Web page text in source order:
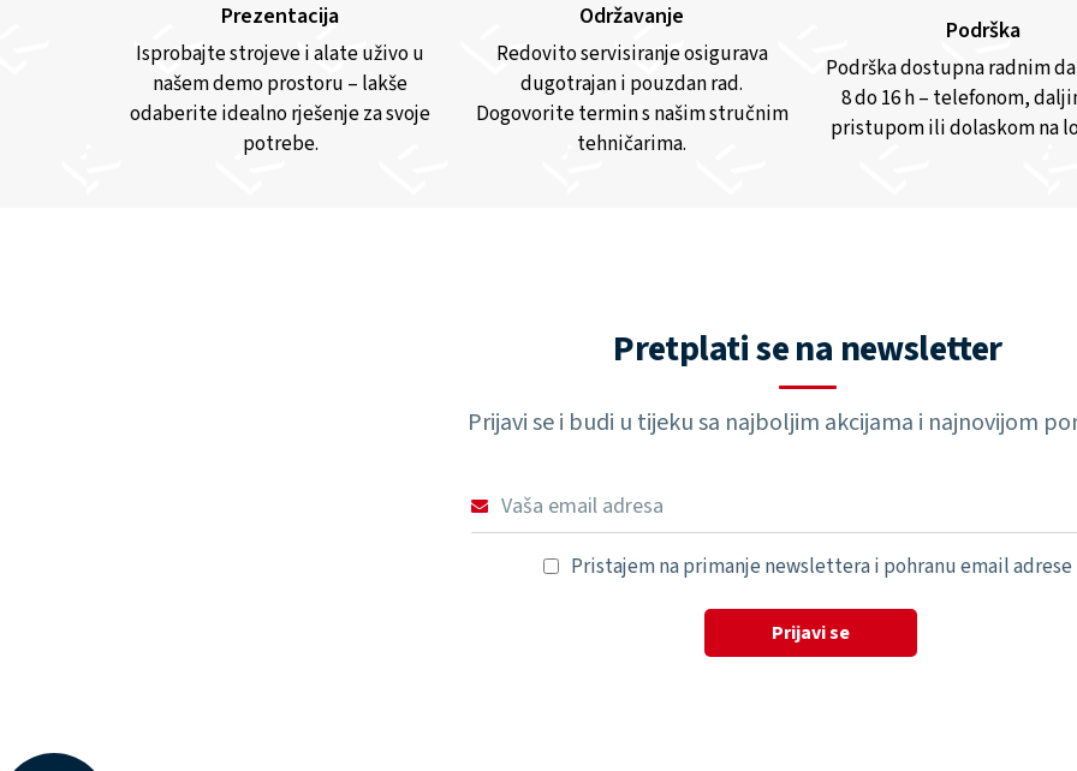
Prezentacija
Isprobajte strojeve i alate uživo u
našem demo prostoru – lakše
odaberite idealno rješenje za svoje
potrebe.
Održavanje
Redovito servisiranje osigurava
dugotrajan i pouzdan rad.
Dogovorite termin s našim stručnim
tehničarima.
Podrška
Podrška dostupna radnim
8 do 16 h – telefonom,
pristupom ili dolaskom na
Pretplati se na newsletter
Prijavi se i budi u tijeku sa najboljim akcijama i najnovijom
Pristajem na primanje newslettera i pohranu email adrese
Prijavi se